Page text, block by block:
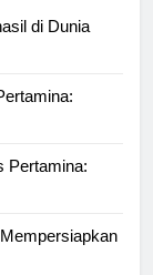
di Dunia